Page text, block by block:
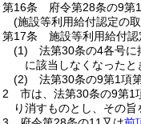
第16条
府令第28条の9第
(施設等利用給付認定の
第17条
施設等利用給付認
(1)
法第30条の4各号に
に該当しなくなったと
(2)
法第30条の9第1項
2
市は、法第30条の9第1
り消すものとし、その